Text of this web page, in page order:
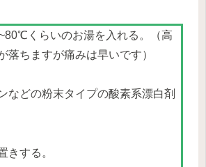
くらいのお湯を入れる。（高
落ちますが痛みは早いです）
などの粉末タイプの酸素系漂白剤
きする。